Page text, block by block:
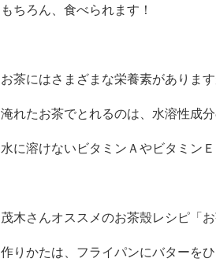
もちろん、食べられます！
お茶にはさまざまな栄養素があります
淹れたお茶でとれるのは、水溶性成分
水に溶けないビタミンＡやビタミン
茂木さんオススメのお茶殼レシピ「
作りかたは、フライパンにバターを